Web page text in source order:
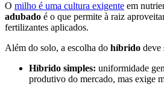
O milho é uma cultura exigente em
adubado é o que permite à raiz
fertilizantes aplicados.
Além do solo, a escolha do híbrido deve
Híbrido simples: uniformidade
produtivo do mercado, mas exige